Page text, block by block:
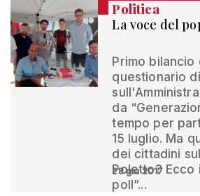
Politica
La voce del
Primo bilancio
questionario
da
tempo per
15 luglio. Ma
dei cittadini
Poletto? Ecco
poll”...
28 giu 2017